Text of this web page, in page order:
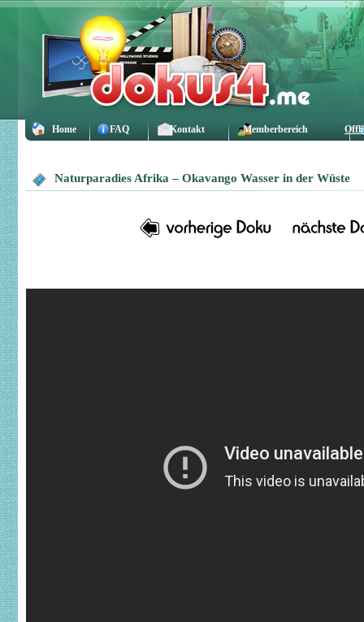
Home FAQ Kontakt Memberbereich
Naturparadies Afrika – Okavango Wasser in der Wüste